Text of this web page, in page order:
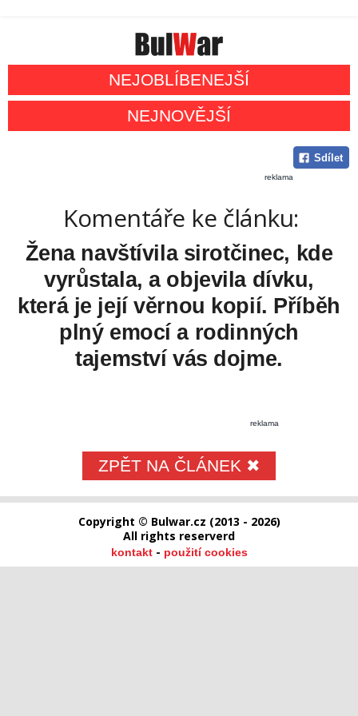
NEJOBLÍBENEJŠÍ
NEJNOVĚJŠÍ
Sdílet
reklama
Komentáře ke článku:
Žena navštívila sirotčinec, kde
vyrůstala, a objevila dívku,
která je její věrnou kopií. Příběh
plný emocí a rodinných
tajemství vás dojme.
reklama
ZPĚT NA ČLÁNEK ✖
Copyright © Bulwar.cz (2013 - 2026)
All rights reserverd
kontakt- použití cookies